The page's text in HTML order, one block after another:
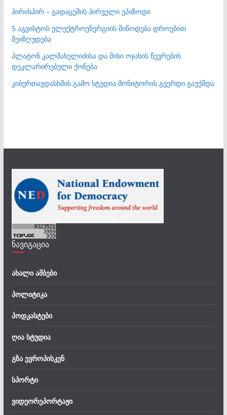
პირისპირ – გადაცემის პირველი ეპიზოდი
5 აგვისტოს ელექტროენერგიის მიწოდება დროებით
შეიზღუდება
პლატონ კალმახელიძისა და მისი ოჯახის წევრების
დეკლარირებული ქონება
კიბერთავდასხმის გამო სტუდია მონიტორის გვერდი გაუქმდა
ნავიგაცია
ახალი ამბები
პოლიტიკა
პოდკასტები
ღია სტუდია
გზა ევროპისკენ
სპორტი
ვიდეორეპორტაჟი